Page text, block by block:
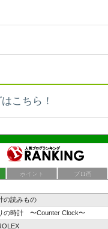
こちら！
ポイント ブロ画
の読みもの
の時計 〜Counter Clock〜